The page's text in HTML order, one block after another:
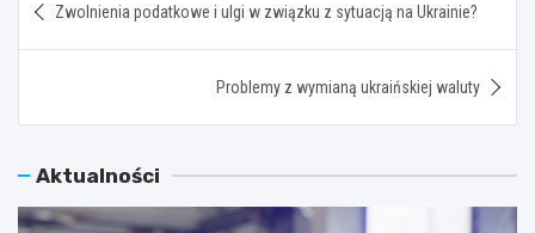
wpisu
Zwolnienia podatkowe i ulgi w związku z sytuacją na Ukrainie?
Problemy z wymianą ukraińskiej waluty
Aktualności